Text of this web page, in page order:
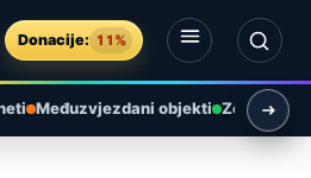
Donacije: 11%
Međuzvjezdani objekti Zemlja i